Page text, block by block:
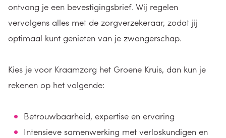
ontvang je een bevestigingsbrief. Wij regelen
vervolgens alles met de zorgverzekeraar, zodat jij
optimaal kunt genieten van je zwangerschap.
Kies je voor Kraamzorg het Groene Kruis, dan kun je
rekenen op het volgende:
Betrouwbaarheid, expertise en ervaring
Intensieve samenwerking met verloskundigen en